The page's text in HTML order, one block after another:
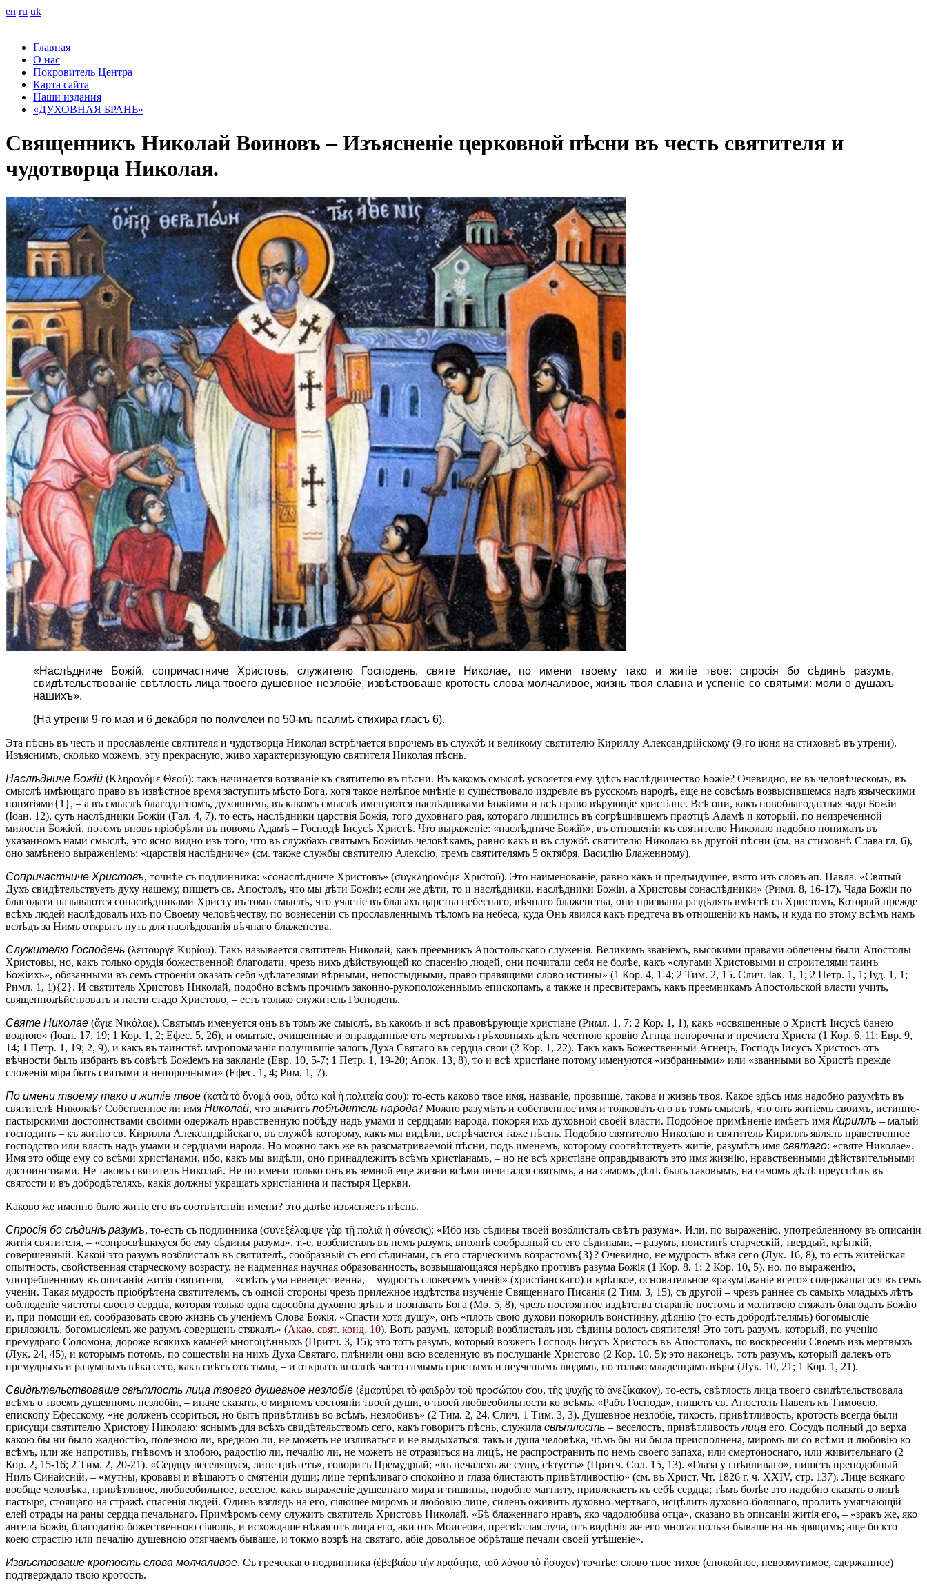
en ru uk
Главная
О нас
Покровитель Центра
Карта сайта
Наши издания
«ДУХОВНАЯ БРАНЬ»
Священникъ Николай Воиновъ – Изъясненіе церковной пѣсни въ честь святителя и
чудотворца Николая.
«Наслѣдниче Божій, сопричастниче Христовъ, служителю Господень, святе Николае, по имени твоему тако и житіе твое: спросія бо сѣдинѣ разумъ,
свидѣтельствованіе свѣтлость лица твоего душевное незлобіе, извѣствоваше кротость слова молчаливое, жизнь твоя славна и успеніе со святыми: моли о душахъ
нашихъ».
(На утрени 9-го мая и 6 декабря по полѵелеи по 50-мъ псалмѣ стихира гласъ 6).
Эта пѣснь въ честь и прославленіе святителя и чудотворца Николая встрѣчается впрочемъ въ службѣ и великому святителю Кириллу Александрійскому (9-го іюня на стиховнѣ въ утрени).
Изъяснимъ, сколько можемъ, эту прекрасную, живо характеризующую святителя Николая пѣснь.
Наслѣдниче Божій (Κληρονόμε Θεοῦ): такъ начинается воззваніе къ святителю въ пѣсни. Въ какомъ смыслѣ усвояется ему здѣсь наслѣдничество Божіе? Очевидно, не въ человѣческомъ, въ
смыслѣ имѣющаго право въ извѣстное время заступить мѣсто Бога, хотя такое нелѣпое мнѣніе и существовало издревле въ русскомъ народѣ, еще не совсѣмъ возвысившемся надъ языческими
понятіями{1}, – а въ смыслѣ благодатномъ, духовномъ, въ какомъ смыслѣ именуются наслѣдниками Божіими и всѣ право вѣрующіе христіане. Всѣ они, какъ новоблагодатныя чада Божіи
(Іоан. 12), суть наслѣдники Божіи (Гал. 4, 7), то есть, наслѣдники царствія Божія, того духовнаго рая, котораго лишились въ согрѣшившемъ праотцѣ Адамѣ и который, по неизреченной
милости Божіей, потомъ вновь пріобрѣли въ новомъ Адамѣ – Господѣ Іисусѣ Христѣ. Что выраженіе: «наслѣдниче Божій», въ отношеніи къ святителю Николаю надобно понимать въ
указанномъ нами смыслѣ, это ясно видно изъ того, что въ службахъ святымъ Божіимъ человѣкамъ, равно какъ и въ службѣ святителю Николаю въ другой пѣсни (см. на стиховнѣ Слава гл. 6),
оно замѣнено выраженіемъ: «царствія наслѣдниче» (см. также службы святителю Алексію, тремъ святителямъ 5 октября, Василію Блаженному).
Сопричастниче Христовъ, точнѣе съ подлинника: «сонаслѣдниче Христовъ» (συγκληρονόμε Χριστοῦ). Это наименованіе, равно какъ и предъидущее, взято изъ словъ ап. Павла. «Святый
Духъ свидѣтельствуетъ духу нашему, пишетъ св. Апостолъ, что мы дѣти Божіи; если же дѣти, то и наслѣдники, наслѣдники Божіи, а Христовы сонаслѣдники» (Римл. 8, 16-17). Чада Божіи по
благодати называются сонаслѣдниками Христу въ томъ смыслѣ, что участіе въ благахъ царства небеснаго, вѣчнаго блаженства, они призваны раздѣлять вмѣстѣ съ Христомъ, Который прежде
всѣхъ людей наслѣдовалъ ихъ по Своему человѣчеству, по вознесеніи съ прославленнымъ тѣломъ на небеса, куда Онъ явился какъ предтеча въ отношеніи къ намъ, и куда по этому всѣмъ намъ
вслѣдъ за Нимъ открытъ путь для наслѣдованія вѣчнаго блаженства.
Служителю Господень (λειτουργὲ Κυρίου). Такъ называется святитель Николай, какъ преемникъ Апостольскаго служенія. Великимъ званіемъ, высокими правами облечены были Апостолы
Христовы, но, какъ только орудія божественной благодати, чрезъ нихъ дѣйствующей ко спасенію людей, они почитали себя не болѣе, какъ «слугами Христовыми и строителями таинъ
Божіихъ», обязанными въ семъ строеніи оказать себя «дѣлателями вѣрными, непостыдными, право правящими слово истины» (1 Кор. 4, 1-4; 2 Тим. 2, 15. Слич. Іак. 1, 1; 2 Петр. 1, 1; Іуд. 1, 1;
Римл. 1, 1){2}. И святитель Христовъ Николай, подобно всѣмъ прочимъ законно-рукоположеннымъ епископамъ, а также и пресвитерамъ, какъ преемникамъ Апостольской власти учить,
священнодѣйствовать и пасти стадо Христово, – есть только служитель Господень.
Святе Николае (ἅγιε Νικόλαε). Святымъ именуется онъ въ томъ же смыслѣ, въ какомъ и всѣ правовѣрующіе христіане (Римл. 1, 7; 2 Кор. 1, 1), какъ «освященные о Христѣ Іисусѣ банею
водною» (Іоан. 17, 19; 1 Кор. 1, 2; Ефес. 5, 26), и омытые, очищенные и оправданные отъ мертвыхъ грѣховныхъ дѣлъ честною кровію Агнца непорочна и пречиста Христа (1 Кор. 6, 11; Евр. 9,
14; 1 Петр. 1, 19; 2, 9), и какъ въ таинствѣ мѵропомазанія получившіе залогъ Духа Святаго въ сердца свои (2 Кор. 1, 22). Такъ какъ Божественный Агнецъ, Господь Іисусъ Христосъ отъ
вѣчности былъ избранъ въ совѣтѣ Божіемъ на закланіе (Евр. 10, 5-7; 1 Петр. 1, 19-20; Апок. 13, 8), то и всѣ христіане потому именуются «избранными» или «званными во Христѣ прежде
сложенія міра быть святыми и непорочными» (Ефес. 1, 4; Рим. 1, 7).
По имени твоему тако и житіе твое (κατὰ τὸ ὄνομά σου, οὕτω καὶ ἡ πολιτεία σου): то-есть каково твое имя, названіе, прозвище, такова и жизнь твоя. Какое здѣсь имя надобно разумѣть въ
святителѣ Николаѣ? Собственное ли имя Николай, что значитъ побѣдитель народа? Можно разумѣть и собственное имя и толковать его въ томъ смыслѣ, что онъ житіемъ своимъ, истинно-
пастырскими достоинствами своими одержалъ нравственную побѣду надъ умами и сердцами народа, покоряя ихъ духовной своей власти. Подобное примѣненіе имѣетъ имя Кириллъ – малый
господинъ – къ житію св. Кирилла Александрійскаго, въ службѣ которому, какъ мы видѣли, встрѣчается таже пѣснь. Подобно святителю Николаю и святитель Кириллъ являлъ нравственное
господство или власть надъ умами и сердцами народа. Но можно такъ же въ разсматриваемой пѣсни, подъ именемъ, которому соотвѣтствуетъ житіе, разумѣть имя святаго: «святе Николае».
Имя это обще ему со всѣми христіанами, ибо, какъ мы видѣли, оно принадлежитъ всѣмъ христіанамъ, – но не всѣ христіане оправдываютъ это имя жизнію, нравственными дѣйствительными
достоинствами. Не таковъ святитель Николай. Не по имени только онъ въ земной еще жизни всѣми почитался святымъ, а на самомъ дѣлѣ былъ таковымъ, на самомъ дѣлѣ преуспѣлъ въ
святости и въ добродѣтеляхъ, какія должны украшать христіанина и пастыря Церкви.
Каково же именно было житіе его въ соотвѣтствіи имени? это далѣе изъясняетъ пѣснь.
Спросія бо сѣдинѣ разумъ, то-есть съ подлинника (συνεξέλαμψε γὰρ τῇ πολιᾷ ἡ σύνεσις): «Ибо изъ сѣдины твоей возблисталъ свѣтъ разума». Или, по выраженію, употребленному въ описаніи
житія святителя, – «сопросвѣщахуся бо ему сѣдины разума», т.-е. возблисталъ въ немъ разумъ, вполнѣ сообразный съ его сѣдинами, – разумъ, поистинѣ старческій, твердый, крѣпкій,
совершенный. Какой это разумъ возблисталъ въ святителѣ, сообразный съ его сѣдинами, съ его старческимъ возрастомъ{3}? Очевидно, не мудрость вѣка сего (Лук. 16, 8), то есть житейская
опытность, свойственная старческому возрасту, не надменная научная образованность, возвышающаяся нерѣдко противъ разума Божія (1 Кор. 8, 1; 2 Кор. 10, 5), но, по выраженію,
употребленному въ описаніи житія святителя, – «свѣтъ ума невещественна, – мудрость словесемъ ученія» (христіанскаго) и крѣпкое, основательное «разумѣваніе всего» содержащагося въ семъ
ученіи. Такая мудрость пріобрѣтена святителемъ, съ одной стороны чрезъ прилежное издѣтства изученіе Священнаго Писанія (2 Тим. 3, 15), съ другой – чрезъ раннее съ самыхъ младыхъ лѣтъ
соблюденіе чистоты своего сердца, которая только одна сдособна духовно зрѣть и познавать Бога (Мѳ. 5, 8), чрезъ постоянное издѣтства стараніе постомъ и молитвою стяжать благодать Божію
и, при помощи ея, сообразовать свою жизнь съ ученіемъ Слова Божія. «Спасти хотя душу», онъ «плоть свою духови покорилъ воистинну, дѣянію (то-есть добродѣтелямъ) богомысліе
приложилъ, богомысліемъ же разумъ совершенъ стяжалъ» (Акаѳ. свят. конд. 10). Вотъ разумъ, который возблисталъ изъ сѣдины волосъ святителя! Это тотъ разумъ, который, по ученію
премудраго Соломона, дороже всякихъ камней многоцѣнныхъ (Притч. 3, 15); это тотъ разумъ, который возжегъ Господь Іисусъ Христосъ въ Апостолахъ, по воскресеніи Своемъ изъ мертвыхъ
(Лук. 24, 45), и которымъ потомъ, по сошествіи на нихъ Духа Святаго, плѣнили они всю вселенную въ послушаніе Христово (2 Кор. 10, 5); это наконецъ, тотъ разумъ, который далекъ отъ
премудрыхъ и разумныхъ вѣка сего, какъ свѣтъ отъ тьмы, – и открытъ вполнѣ часто самымъ простымъ и неученымъ людямъ, но только младенцамъ вѣры (Лук. 10, 21; 1 Кор. 1, 21).
Свидѣтельствоваше свѣтлость лица твоего душевное незлобіе (ἐμαρτύρει τὸ φαιδρὸν τοῦ προσώπου σου, τῆς ψυχῆς τὸ ἀνεξίκακον), то-есть, свѣтлость лица твоего свидѣтельствовала
всѣмъ о твоемъ душевномъ незлобіи, – иначе сказать, о мирномъ состояніи твоей души, о твоей любвеобильности ко всѣмъ. «Рабъ Господа», пишетъ св. Апостолъ Павелъ къ Тимоѳею,
епископу Ефесскому, «не долженъ ссориться, но быть привѣтливъ во всѣмъ, незлобивъ» (2 Тим. 2, 24. Слич. 1 Тим. 3, 3). Душевное незлобіе, тихость, привѣтливость, кротость всегда были
присущи святителю Христову Николаю: яснымъ для всѣхъ свидѣтельствомъ сего, какъ говоритъ пѣснь, служила свѣтлость – веселость, привѣтливость лица его. Сосудъ полный до верха
какою бы ни было жадностію, полезною ли, вредною ли, не можетъ не изливаться и не выдыхаться: такъ и душа человѣка, чѣмъ бы ни была преисполнена, миромъ ли со всѣми и любовію ко
всѣмъ, или же напротивъ, гнѣвомъ и злобою, радостію ли, печалію ли, не можетъ не отразиться на лицѣ, не распространить по немъ своего запаха, или смертоноснаго, или живительнаго (2
Кор. 2, 15-16; 2 Тим. 2, 20-21). «Сердцу веселящуся, лице цвѣтетъ», говоритъ Премудрый; «въ печалехъ же сущу, сѣтуетъ» (Притч. Сол. 15, 13). «Глаза у гнѣвливаго», пишетъ преподобный
Нилъ Синайсній, – «мутны, кровавы и вѣщаютъ о смятеніи души; лице терпѣливаго спокойно и глаза блистаютъ привѣтливостію» (см. въ Христ. Чт. 1826 г. ч. XXIV, стр. 137). Лице всякаго
вообще человѣка, привѣтливое, любвеобильное, веселое, какъ выраженіе душевнаго мира и тишины, подобно магниту, привлекаетъ къ себѣ сердца; тѣмъ болѣе это надобно сказать о лицѣ
пастыря, стоящаго на стражѣ спасенія людей. Одинъ взглядъ на его, сіяющее миромъ и любовію лице, силенъ оживить духовно-мертваго, исцѣлить духовно-болящаго, пролить умягчающій
елей отрады на раны сердца печальнаго. Примѣромъ сему служитъ святитель Христовъ Николай. «Бѣ блаженнаго нравъ, яко чадолюбива отца», сказано въ описаніи житія его, – «зракъ же, яко
ангела Божія, благодатію божественною сіяющь, и исхождаше нѣкая отъ лица его, аки отъ Моисеова, пресвѣтлая луча, отъ видѣнія же его многая польза бываше на-нь зрящимъ; аще бо кто
коею страстію или печалію душевною отягчаемъ бываше, и токмо возрѣ на святаго, абіе довольное обрѣташе печали своей утѣшеніе».
Извѣствоваше кротость слова молчаливое. Съ греческаго подлинника (ἐβεβαίου τὴν πρᾳότητα, τοῦ λόγου τὸ ἥσυχον) точнѣе: слово твое тихое (спокойное, невозмутимое, сдержанное)
подтверждало твою кротость.